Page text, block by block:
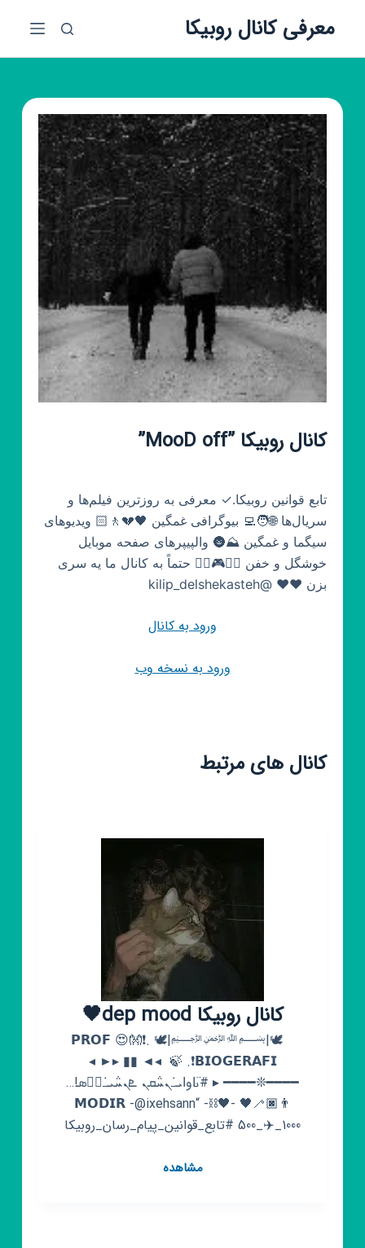
ش
معرفی کانال روبیکا
کانال روبیکا ”MooD off”
تابع قوانین روبیکا.✓ معرفی به روزترین فیلم‌ها و
سریال‌ها 🌐🧑‍💻 بیوگرافی غمگین 🖤💔🚶🏻 ویدیوهای
سیگما و غمگین ⛰️🌚 والپیپرهای صفحه موبایل
خوشگل و خفن 🤛🤜🎮🖐🏼 حتماً به کانال ما یه سری
بزن ❤️❤️ @kilip_delshekasteh
ورود به کانال
ورود به نسخه وب
کانال های مرتبط
کانال روبیکا dep mood🖤
‌ ‌ ‌ 🕊|﷽|🕊 .❗️𝗣𝗥𝗢𝗙 😍👐
.❗𝗕𝗜𝗢𝗚𝗘𝗥𝗔𝗙𝗜 🍃 ‏ ◂◄ ▮▮ ▸► ◂
━━━━❊━━━━ ▸ #ࡅ߳ߊ‌وߊ‌ܝ̇ߺܢܚ݅ܩܢ ‍ܧ‍‍‍‌ܢܚ݅‍‌‍‌ܝ̇ߺ‌‍‌ܭَܣ‌!…
👨🏿‍🦯🖤 -🖤⛓️- “𝗠𝗢𝗗𝗜𝗥 -@ixehsann
500_✈️_1000 #تابع_قوانین_پیام_رسان_روبیکا
مشاهدهکانال